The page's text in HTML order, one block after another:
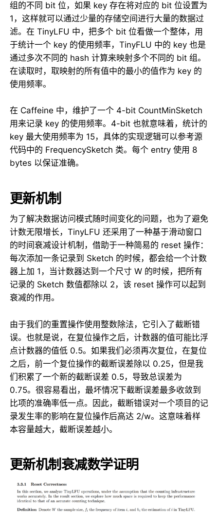
组的不同 bit 位，如果 key 存在将对应的 bit 位设置为
1，这样就可以通过少量的存储空间进行大量的数据过
滤。在 TinyLFU 中，把多个 bit 位看做一个整体，用
于统计一个 key 的使用频率，TinyFLU 中的 key 也是
通过多次不同的 hash 计算来映射多个不同的 bit 组。
在读取时，取映射的所有值中的最小的值作为 key 的
使用频率。
在 Caffeine 中，维护了一个 4-bit CountMinSketch
用来记录 key 的使用频率。4-bit 也就意味着，统计的
key 最大使用频率为 15，具体的实现逻辑可以参考源
代码中的 FrequencySketch 类。每个 entry 使用 8
bytes 以保证准确。
更新机制
为了解决数据访问模式随时间变化的问题，也为了避免
计数无限增长，TinyLFU 还采用了一种基于滑动窗口
的时间衰减设计机制，借助于一种简易的 reset 操作：
每次添加一条记录到 Sketch 的时候，都会给一个计数
器上加 1，当计数器达到一个尺寸 W 的时候，把所有
记录的 Sketch 数值都除以 2，该 reset 操作可以起到
衰减的作用。
由于我们的重置操作使用整数除法，它引入了截断错
误。也就是说，在复位操作之后，计数器的值可能比浮
点计数器的值低 0.5。如果我们必须再次复位，在复位
之后，前一个复位操作的截断误差除以 0.25，但是我
们积累了一个新的截断误差 0.5，导致总误差为
0.75。很容易看出，最坏情况下截断误差最多收敛到
比项的准确率低一点。因此，截断错误对一个项目的记
录发生率的影响在复位操作后高达 2/w。这意味着样
本容量越大，截断误差越小。
更新机制衰减数学证明